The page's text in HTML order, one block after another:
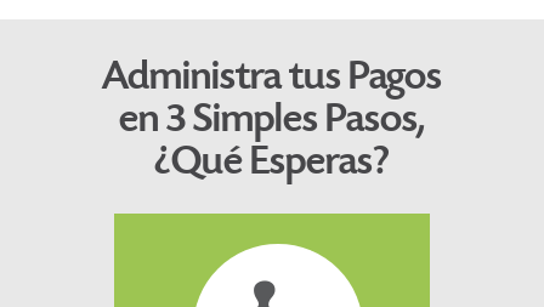
Administra tus Pagos
en 3 Simples Pasos,
¿Qué Esperas?